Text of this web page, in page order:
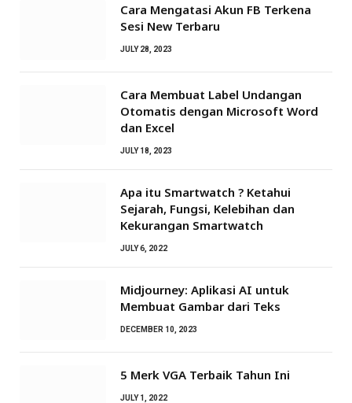
Cara Mengatasi Akun FB Terkena
Sesi New Terbaru
JULY 28, 2023
Cara Membuat Label Undangan
Otomatis dengan Microsoft Word
dan Excel
JULY 18, 2023
Apa itu Smartwatch ? Ketahui
Sejarah, Fungsi, Kelebihan dan
Kekurangan Smartwatch
JULY 6, 2022
Midjourney: Aplikasi AI untuk
Membuat Gambar dari Teks
DECEMBER 10, 2023
5 Merk VGA Terbaik Tahun Ini
JULY 1, 2022